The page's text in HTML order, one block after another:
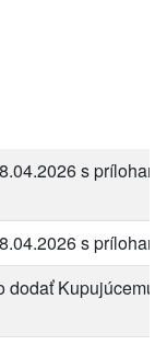
s prílohami
s prílohami
Kupujúcemu